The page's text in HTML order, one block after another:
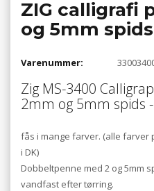
ZIG calligrafi
og 5mm
Varenummer:
Zig MS-3400
2mm og 5mm spids
fås i mange farver. (alle
i DK)
Dobbeltpenne med 2 og 5mm
vandfast efter tørring.